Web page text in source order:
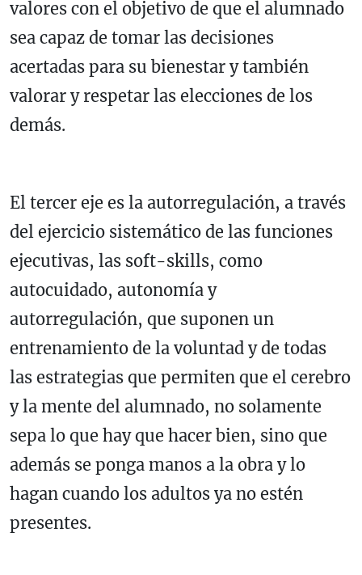
valores con el objetivo de que el alumnado
sea capaz de tomar las decisiones
acertadas para su bienestar y también
valorar y respetar las elecciones de los
demás.
El tercer eje es la autorregulación, a través
del ejercicio sistemático de las funciones
ejecutivas, las soft-skills, como
autocuidado, autonomía y
autorregulación, que suponen un
entrenamiento de la voluntad y de todas
las estrategias que permiten que el cerebro
y la mente del alumnado, no solamente
sepa lo que hay que hacer bien, sino que
además se ponga manos a la obra y lo
hagan cuando los adultos ya no estén
presentes.